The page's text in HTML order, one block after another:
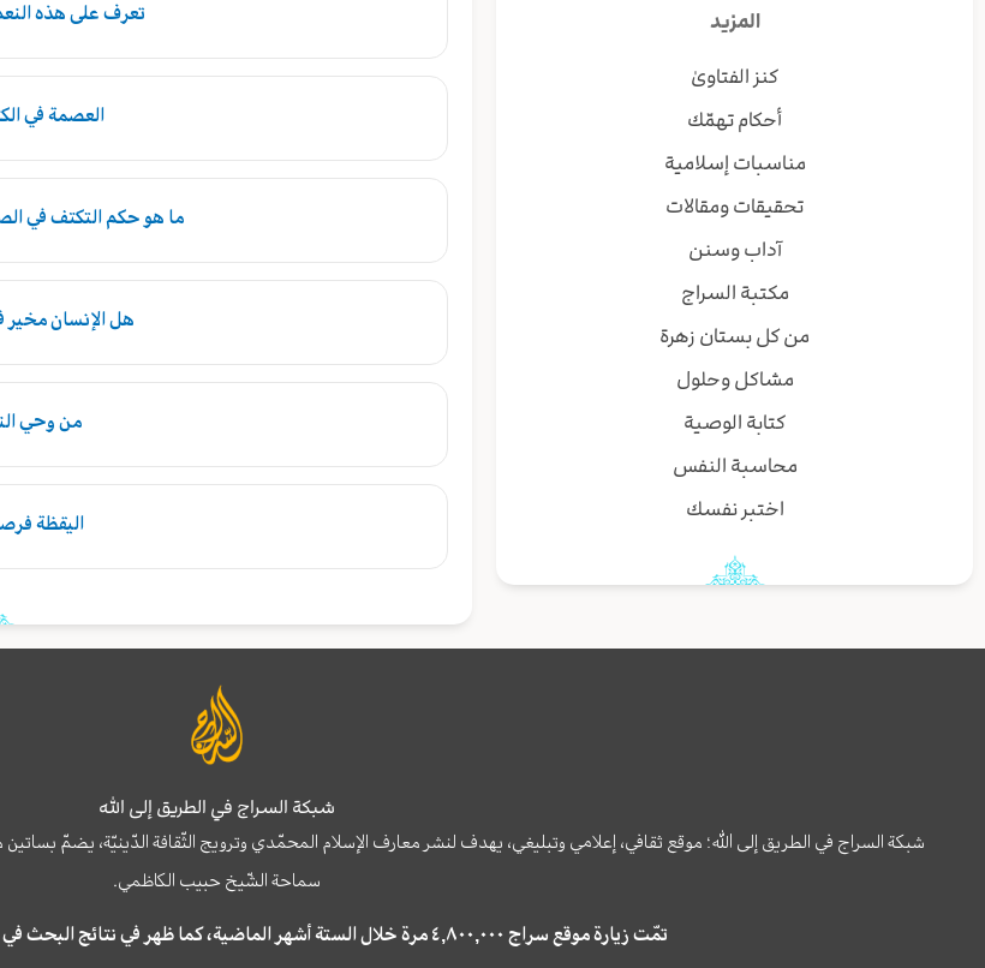
المزيد
كنز الفتاوىٰ
أحكام تهمّك
مناسبات إسلامية
تحقيقات ومقالات
آداب وسنن
مكتبة السراج
من كل بستان زهرة
مشاكل وحلول
كتابة الوصية
محاسبة النفس
اختبر نفسك
تعرف على هذه
العصمة في
ما هو حكم التكتف في
هل الإنسان مخير
من وحي
اليقظة
شبكة السراج في الطريق إلى الله
شبكة السراج في الطريق إلى الله؛ موقع ثقافي، إعلامي وتبليغي، يهدف لنشر معارف الإسلام المحمّدي وترويج الثّقافة الدّينيّة، يضمّ
سماحة الشّيخ حبيب الكاظمي.
تمّت زيارة موقع سراج ٤,٨٠٠,٠٠٠ مرة خلال الستة أشهر الماضية، كما ظهر في نتائج البحث في محركات البحث٢٢,٢٩٠,٠٠٠ مرّة.